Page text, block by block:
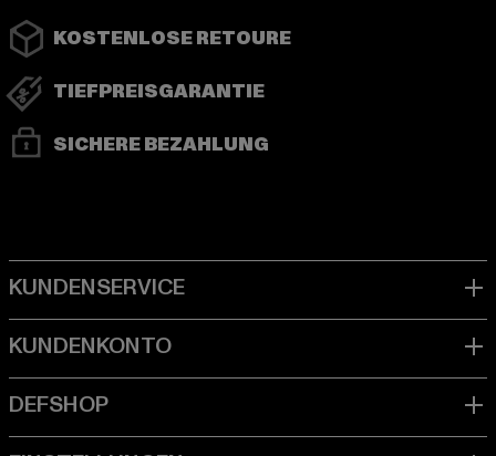
KOSTENLOSE RETOURE
TIEFPREISGARANTIE
SICHERE BEZAHLUNG